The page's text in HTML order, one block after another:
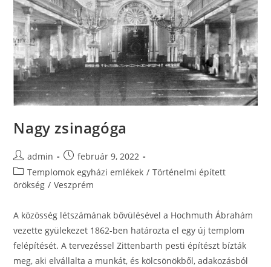
Nagy zsinagóga
admin
február 9, 2022
Templomok egyházi emlékek / Történelmi épített
örökség / Veszprém
A közösség létszámának bővülésével a Hochmuth Ábrahám
vezette gyülekezet 1862-ben határozta el egy új templom
felépítését. A tervezéssel Zittenbarth pesti építészt bízták
meg, aki elvállalta a munkát, és kölcsönökből, adakozásból